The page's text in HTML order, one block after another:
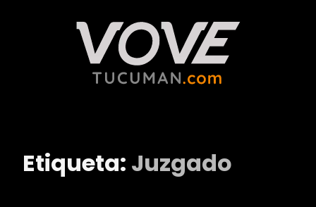
Etiqueta: Juzgado